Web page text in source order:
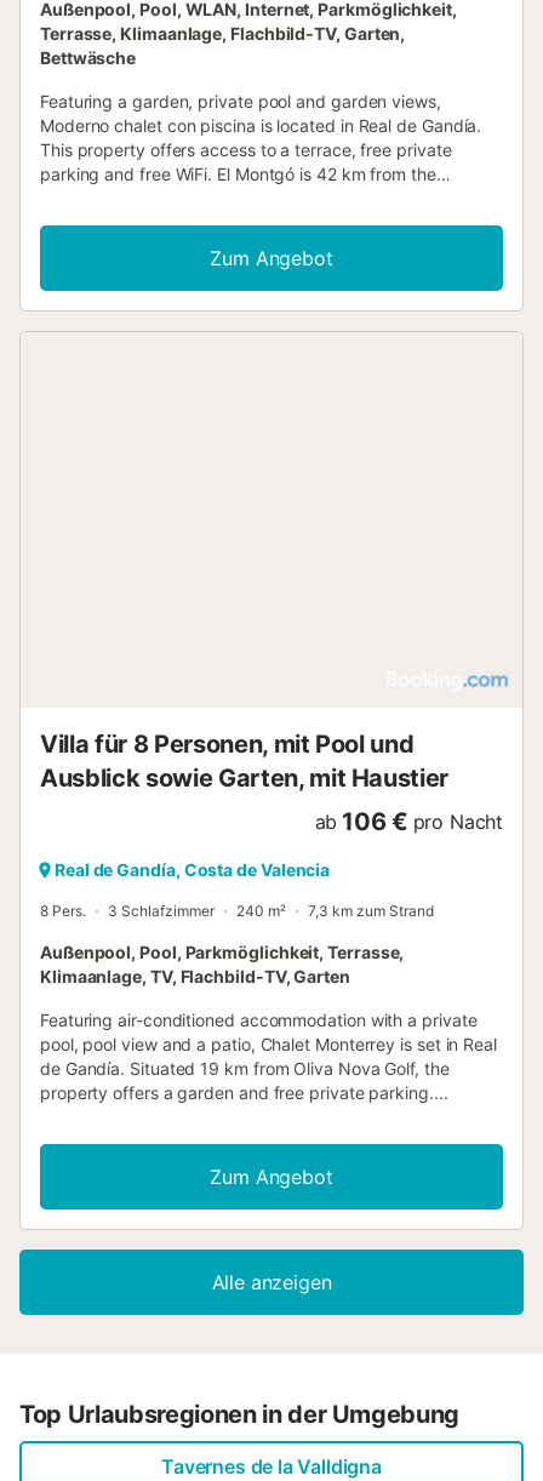
Außenpool, Pool, WLAN, Internet, Parkmöglichkeit,
Terrasse, Klimaanlage, Flachbild-TV, Garten,
Bettwäsche
Featuring a garden, private pool and garden views,
Moderno chalet con piscina is located in Real de Gandía.
This property offers access to a terrace, free private
parking and free WiFi. El Montgó is 42 km from the
Zum Angebot
Villa für 8 Personen, mit Pool und
Ausblick sowie Garten, mit Haustier
ab 106 € pro Nacht
Real de Gandía, Costa de Valencia
8 Pers. 3 Schlafzimmer 240 m² 7,3 km zum Strand
Außenpool, Pool, Parkmöglichkeit, Terrasse,
Klimaanlage, TV, Flachbild-TV, Garten
Featuring air-conditioned accommodation with a private
pool, pool view and a patio, Chalet Monterrey is set in Real
de Gandía. Situated 19 km from Oliva Nova Golf, the
property offers a garden and free private parking....
Zum Angebot
Alle anzeigen
Top Urlaubsregionen in der Umgebung
Tavernes de la Valldigna